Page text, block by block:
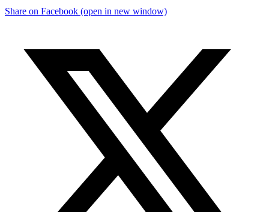
Share on Facebook (open in new window)